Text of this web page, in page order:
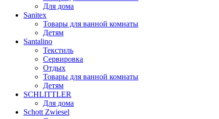
Для дома
Sanitex
Товары для ванной комнаты
Детям
Santalino
Текстиль
Сервировка
Отдых
Товары для ванной комнаты
Детям
SCHLITTLER
Для дома
Schott Zwiesel